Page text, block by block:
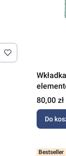
Minky
Cena
80,00 zł
Do
Bestseller